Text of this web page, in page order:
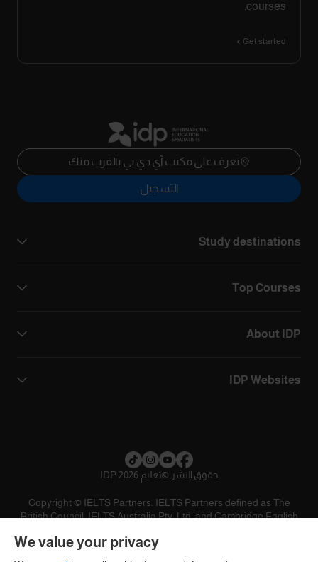
courses.
Get started
تعرف على مكتب آي دي بي بالقرب منك
التسجيل
Study destinations
Top Courses
About IDP
IDP Websites
حقوق النشر ©تعليم IDP 2026
Copyright © IELTS Partners. IELTS Partners defined as The
British Council, IELTS Australia Pty. Ltd. and Cambridge English
We value your privacy